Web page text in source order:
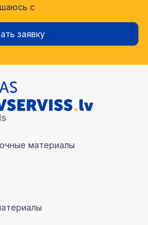
с
заявку
материалы